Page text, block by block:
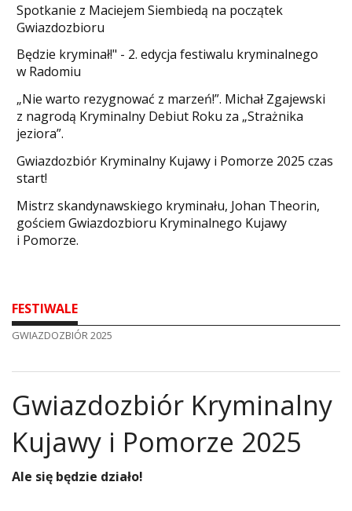
Spotkanie z Maciejem Siembiedą na początek
Gwiazdozbioru
​Będzie kryminał!" - 2. edycja festiwalu kryminalnego
w Radomiu
„Nie warto rezygnować z marzeń!”. Michał Zgajewski
z nagrodą Kryminalny Debiut Roku za „Strażnika
jeziora”.
Gwiazdozbiór Kryminalny Kujawy i Pomorze 2025 czas
start!
Mistrz skandynawskiego kryminału, Johan Theorin,
gościem Gwiazdozbioru Kryminalnego Kujawy
i Pomorze.
FESTIWALE
GWIAZDOZBIÓR 2025
Gwiazdozbiór Kryminalny
Kujawy i Pomorze 2025
Ale się będzie działo!